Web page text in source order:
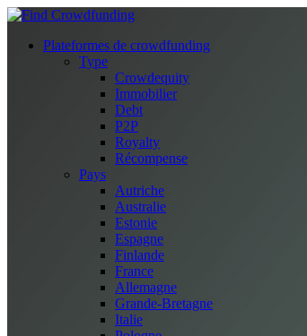
Plateformes de crowdfunding
Type
Crowdequity
Immobilier
Debt
P2P
Royalty
Récompense
Pays
Autriche
Australie
Estonie
Espagne
Finlande
France
Allemagne
Grande-Bretagne
Italie